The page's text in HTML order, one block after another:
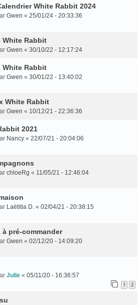
White Rabbit 2024
Gwen « 25/01/24 - 20:33:36
White Rabbit
Gwen « 30/10/22 - 12:17:24
White Rabbit
Gwen « 30/01/22 - 13:40:02
White Rabbit
Gwen « 10/12/21 - 22:36:36
2021
Nancy « 22/07/21 - 20:04:06
chloeRg « 11/05/21 - 12:46:04
Laëtitia D. « 02/04/21 - 20:38:15
à pré-commander
Gwen « 02/12/20 - 14:09:20
Julie « 05/11/20 - 16:36:57
1 2